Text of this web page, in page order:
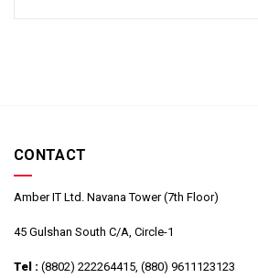
CONTACT
Amber IT Ltd. Navana Tower (7th Floor)
45 Gulshan South C/A, Circle-1
Tel : (8802) 222264415, (880) 9611123123